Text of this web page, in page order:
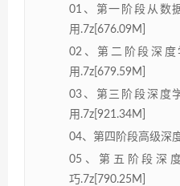
01、第一阶段从数
用.7z[676.09M]
02、第二阶段深
用.7z[679.59M]
03、第三阶段深度
用.7z[921.34M]
04、第四阶段高级深
05、第五阶段深
巧.7z[790.25M]